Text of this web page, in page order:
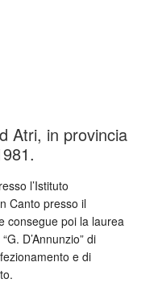
Atri, in provincia
l’Istituto
Canto presso il
consegue poi la laurea
D’Annunzio” di
e di